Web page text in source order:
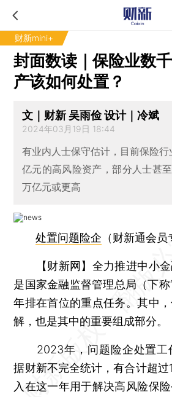
财新mini+
封面数读｜保险业数
产该如何处置？
文｜财新 吴雨俭 设计｜冷斌
2024年03月19日 18:44
有业内人士保守估计，目前保险
亿元的高风险资产，部分人士甚
万亿元或更高
处置问题险企 （财新通会员
【财新网】 全力推进中小
是国家金融监督管理总局（下
年排在首位的重点任务。其中
解，也是其中的重要组成部分。
2023年，问题险企处置工
据财新不完全统计，有合计超
入在这一年用于解决高风险保